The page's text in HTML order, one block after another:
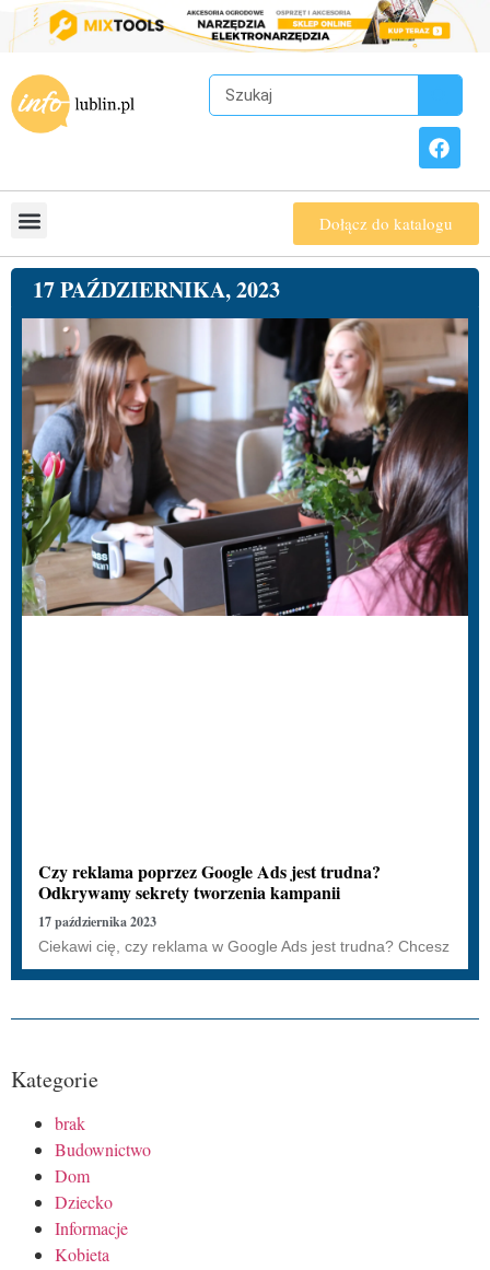
Dołącz do katalogu
17 PAŹDZIERNIKA, 2023
Czy reklama poprzez Google Ads jest trudna?
Odkrywamy sekrety tworzenia kampanii
17 października 2023
Ciekawi cię, czy reklama w Google Ads jest trudna? Chcesz
Kategorie
brak
Budownictwo
Dom
Dziecko
Informacje
Kobieta